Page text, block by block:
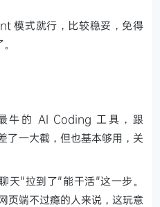
模式就行，比较稳妥，免得
牛的 AI Coding 工具，跟
了一大截，但也基本够用，关
"拉到了"能干活"这一步。
页端不过瘾的人来说，这玩意